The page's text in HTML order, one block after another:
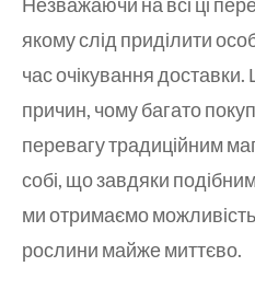
Незважаючи на всі ці
якому слід приділити
час очікування
причин, чому багато
перевагу традиційним
собі, що завдяки
ми отримаємо
рослини майже миттєво.